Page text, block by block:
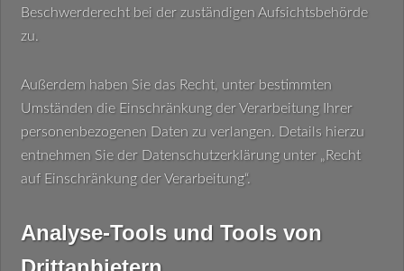
Beschwerderecht bei der zuständigen Aufsichtsbehörde
zu.
Außerdem haben Sie das Recht, unter bestimmten
Umständen die Einschränkung der Verarbeitung Ihrer
personenbezogenen Daten zu verlangen. Details hierzu
entnehmen Sie der Datenschutzerklärung unter „Recht
auf Einschränkung der Verarbeitung“.
Analyse-Tools und Tools von